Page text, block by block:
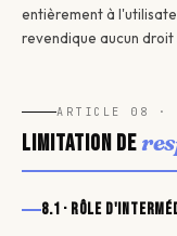
entièrement à
revendique aucun droit
ARTICLE 08 ·
Limitation de
8.1 · Rôle